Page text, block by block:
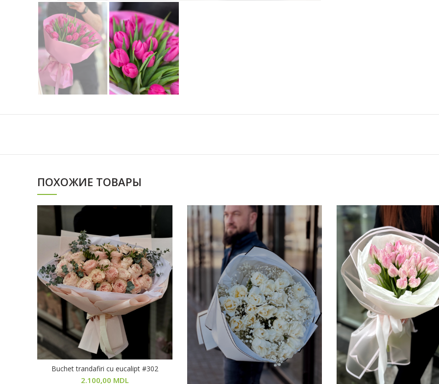
ПОХОЖИЕ ТОВАРЫ
В КОРЗИНУ
Buchet trandafiri cu eucalipt #302
2.100,00 MDL